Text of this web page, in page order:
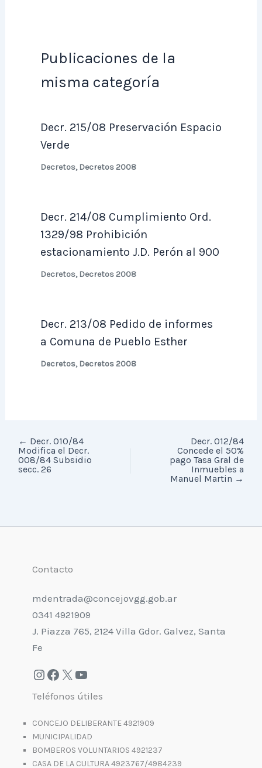
Publicaciones de la
misma categoría
Decr. 215/08 Preservación Espacio
Verde
Decretos, Decretos 2008
Decr. 214/08 Cumplimiento Ord.
1329/98 Prohibición
estacionamiento J.D. Perón al 900
Decretos, Decretos 2008
Decr. 213/08 Pedido de informes
a Comuna de Pueblo Esther
Decretos, Decretos 2008
← Decr. 010/84
Modifica el Decr.
008/84 Subsidio
secc. 26
Decr. 012/84
Concede el 50%
pago Tasa Gral de
Inmuebles a
Manuel Martin →
Contacto
mdentrada@concejovgg.gob.ar
0341 4921909
J. Piazza 765, 2124 Villa Gdor. Galvez, Santa
Fe
Teléfonos útiles
CONCEJO DELIBERANTE 4921909
MUNICIPALIDAD
BOMBEROS VOLUNTARIOS 4921237
CASA DE LA CULTURA 4923767/4984239